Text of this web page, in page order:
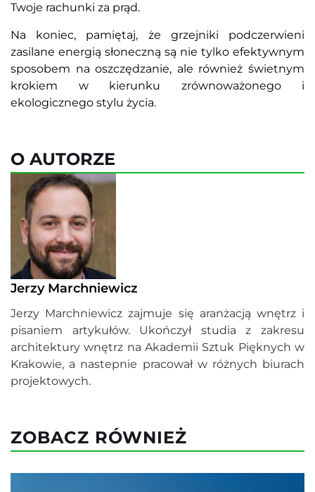
Twoje rachunki za prąd.
Na koniec, pamiętaj, że grzejniki podczerwieni
zasilane energią słoneczną są nie tylko efektywnym
sposobem na oszczędzanie, ale również świetnym
krokiem w kierunku zrównoważonego i
ekologicznego stylu życia.
O AUTORZE
Jerzy Marchniewicz
Jerzy Marchniewicz zajmuje się aranżacją wnętrz i
pisaniem artykułów. Ukończył studia z zakresu
architektury wnętrz na Akademii Sztuk Pięknych w
Krakowie, a nastepnie pracował w różnych biurach
projektowych.
ZOBACZ RÓWNIEŻ